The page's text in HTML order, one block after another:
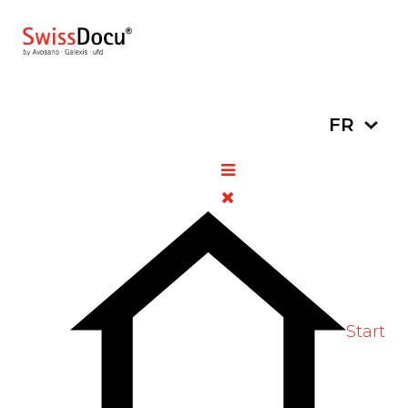
FR
Start
Tonopan forte 25 mg,
Retraits de lots